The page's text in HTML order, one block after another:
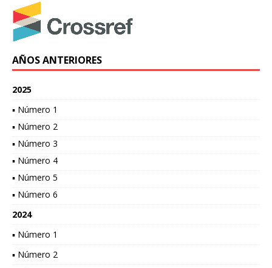
AÑOS ANTERIORES
2025
▪ Número 1
▪ Número 2
▪ Número 3
▪ Número 4
▪ Número 5
▪ Número 6
2024
▪ Número 1
▪ Número 2